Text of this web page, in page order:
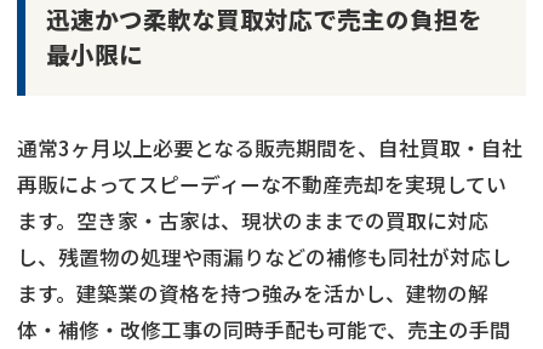
迅速かつ柔軟な買取対応で売主の負担を
最小限に
通常3ヶ月以上必要となる販売期間を、自社買取・自社
再販によってスピーディーな不動産売却を実現してい
ます。空き家・古家は、現状のままでの買取に対応
し、残置物の処理や雨漏りなどの補修も同社が対応し
ます。建築業の資格を持つ強みを活かし、建物の解
体・補修・改修工事の同時手配も可能で、売主の手間